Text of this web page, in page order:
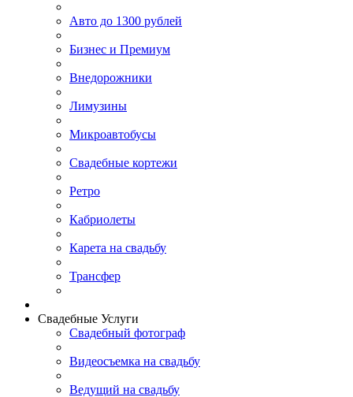
Авто до 1300 рублей
Бизнес и Премиум
Внедорожники
Лимузины
Микроавтобусы
Свадебные кортежи
Ретро
Кабриолеты
Карета на свадьбу
Трансфер
Свадебные Услуги
Свадебный фотограф
Видеосъемка на свадьбу
Ведущий на свадьбу